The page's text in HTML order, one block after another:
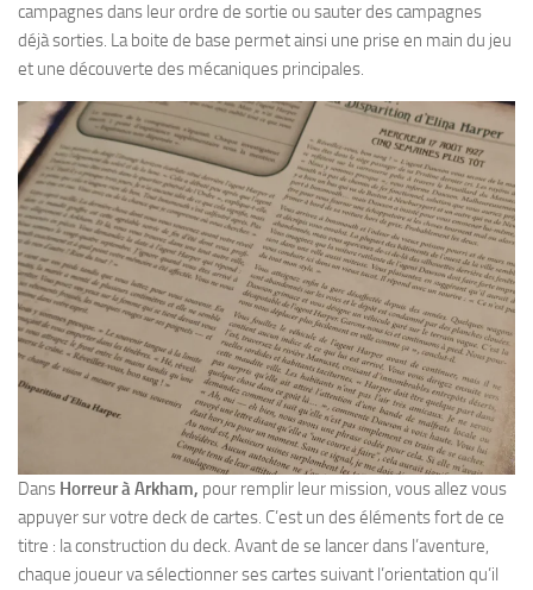
campagnes dans leur ordre de sortie ou sauter des campagnes
déjà sorties. La boite de base permet ainsi une prise en main du jeu
et une découverte des mécaniques principales.
Dans Horreur à Arkham, pour remplir leur mission, vous allez vous
appuyer sur votre deck de cartes. C’est un des éléments fort de ce
titre : la construction du deck. Avant de se lancer dans l’aventure,
chaque joueur va sélectionner ses cartes suivant l’orientation qu’il